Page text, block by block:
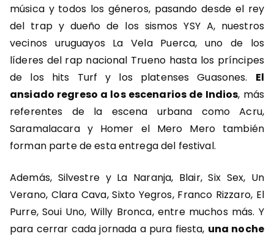
música y todos los géneros, pasando desde el rey
del trap y dueño de los sismos YSY A, nuestros
vecinos uruguayos La Vela Puerca, uno de los
líderes del rap nacional Trueno hasta los príncipes
de los hits Turf y los platenses Guasones. El
ansiado regreso a los escenarios de Indios, más
referentes de la escena urbana como Acru,
Saramalacara y Homer el Mero Mero también
forman parte de esta entrega del festival.
Además, Silvestre y La Naranja, Blair, Six Sex, Un
Verano, Clara Cava, Sixto Yegros, Franco Rizzaro, El
Purre, Soui Uno, Willy Bronca, entre muchos más. Y
para cerrar cada jornada a pura fiesta, una noche